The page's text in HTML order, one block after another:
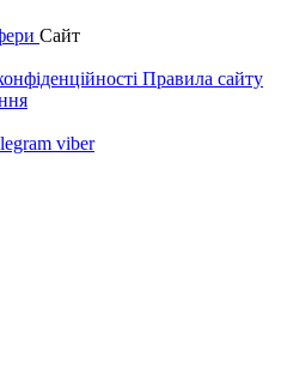
Сайт
Правила сайту
viber